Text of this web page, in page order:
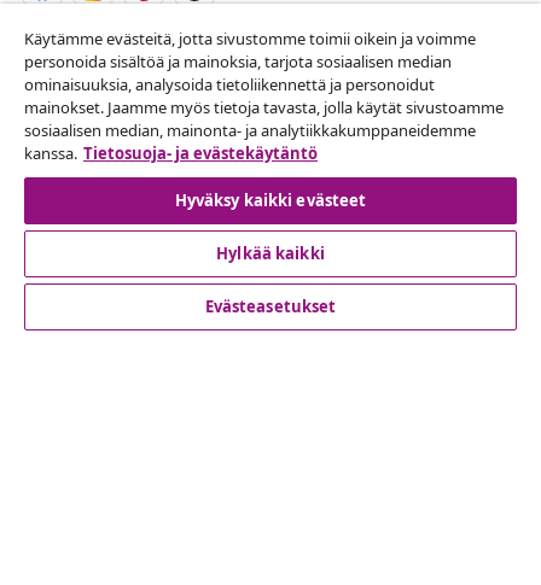
Peruuta tilaus
Lähetä tilauksen peruutuspyyntö.
Peruuta tilaus
Liiketoiminta
Käytämme evästeitä, jotta sivustomme toimii oikein ja voimme
personoida sisältöä ja mainoksia, tarjota sosiaalisen median
ominaisuuksia, analysoida tietoliikennettä ja personoidut
mainokset. Jaamme myös tietoja tavasta, jolla käytät sivustoamme
sosiaalisen median, mainonta- ja analytiikkakumppaneidemme
kanssa. Tietosuoja- ja evästekäytäntö
Hyväksy kaikki evästeet
Hylkää kaikki
Evästeasetukset